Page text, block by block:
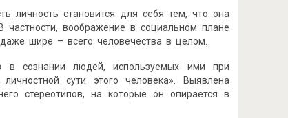
личность становится для себя тем, что она
воображение в социальном плане
шире – всего человечества в целом.
в сознании людей, используемых ими при
сути этого человека». Выявлена
стереотипов, на которые он опирается в